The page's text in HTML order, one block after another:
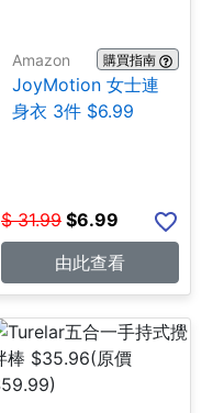
Amazon 購買指南
JoyMotion 女士連
身衣 3件 $6.99
$ 31.99 $6.99
由此查看